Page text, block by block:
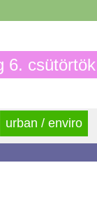
6. csütörtök
urban / enviro